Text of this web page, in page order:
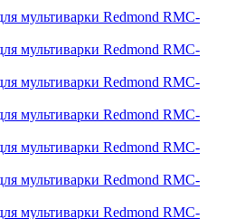
мультиварки Redmond RMC-
мультиварки Redmond RMC-
мультиварки Redmond RMC-
мультиварки Redmond RMC-
мультиварки Redmond RMC-
мультиварки Redmond RMC-
мультиварки Redmond RMC-